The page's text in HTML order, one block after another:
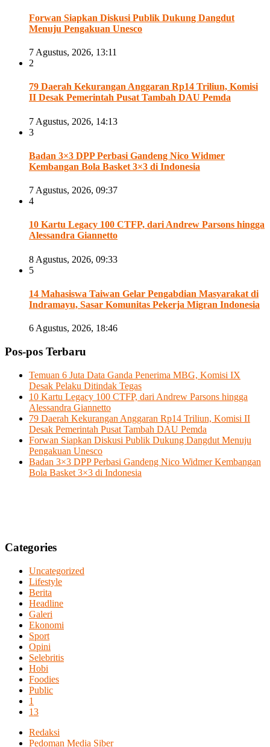
Forwan Siapkan Diskusi Publik Dukung Dangdut
Menuju Pengakuan Unesco
7 Agustus, 2026, 13:11
2
79 Daerah Kekurangan Anggaran Rp14 Triliun, Komisi
II Desak Pemerintah Pusat Tambah DAU Pemda
7 Agustus, 2026, 14:13
3
Badan 3×3 DPP Perbasi Gandeng Nico Widmer
Kembangan Bola Basket 3×3 di Indonesia
7 Agustus, 2026, 09:37
4
10 Kartu Legacy 100 CTFP, dari Andrew Parsons hingga
Alessandra Giannetto
8 Agustus, 2026, 09:33
5
14 Mahasiswa Taiwan Gelar Pengabdian Masyarakat di
Indramayu, Sasar Komunitas Pekerja Migran Indonesia
6 Agustus, 2026, 18:46
Pos-pos Terbaru
Temuan 6 Juta Data Ganda Penerima MBG, Komisi IX
Desak Pelaku Ditindak Tegas
10 Kartu Legacy 100 CTFP, dari Andrew Parsons hingga
Alessandra Giannetto
79 Daerah Kekurangan Anggaran Rp14 Triliun, Komisi II
Desak Pemerintah Pusat Tambah DAU Pemda
Forwan Siapkan Diskusi Publik Dukung Dangdut Menuju
Pengakuan Unesco
Badan 3×3 DPP Perbasi Gandeng Nico Widmer Kembangan
Bola Basket 3×3 di Indonesia
Categories
Uncategorized
Lifestyle
Berita
Headline
Galeri
Ekonomi
Sport
Opini
Selebritis
Hobi
Foodies
Public
1
13
Redaksi
Pedoman Media Siber